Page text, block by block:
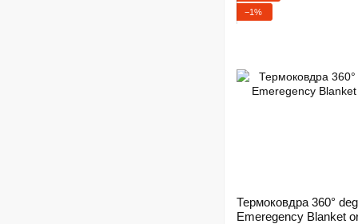
−1%
Термоковдра 360°
Emeregency Blanket